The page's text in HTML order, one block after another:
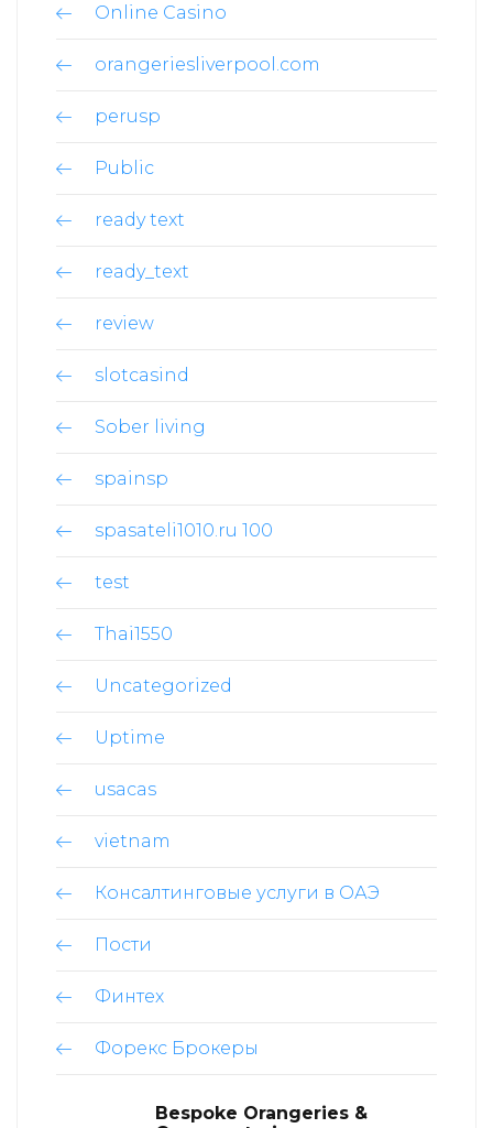
Online Casino
orangeriesliverpool.com
perusp
Public
ready text
ready_text
review
slotcasind
Sober living
spainsp
spasateli1010.ru 100
test
Thai1550
Uncategorized
Uptime
usacas
vietnam
Консалтинговые услуги в ОАЭ
Пости
Финтех
Форекс Брокеры
Bespoke Orangeries &